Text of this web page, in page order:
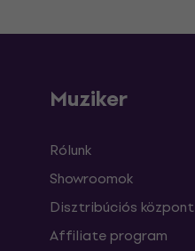
Muziker
Rólunk
Showroomok
Disztribúciós központ
Affiliate program